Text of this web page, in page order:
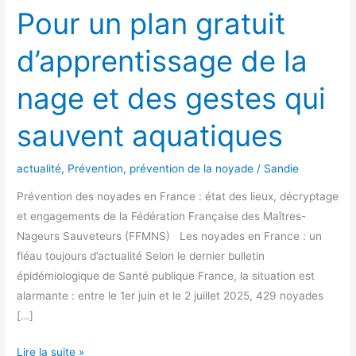
Pour un plan gratuit
d’apprentissage de la
nage et des gestes qui
sauvent aquatiques
actualité, Prévention, prévention de la noyade / Sandie
Prévention des noyades en France : état des lieux, décryptage
et engagements de la Fédération Française des Maîtres-
Nageurs Sauveteurs (FFMNS) Les noyades en France : un
fléau toujours d’actualité Selon le dernier bulletin
épidémiologique de Santé publique France, la situation est
alarmante : entre le 1er juin et le 2 juillet 2025, 429 noyades
[…]
nage
et
des
gestes
qui
sauvent
aquatiques
Lire la suite »